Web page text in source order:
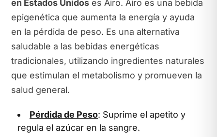
en Estados Unidoses Airo. Airo es una bebida
epigenética que aumenta la energía y ayuda
en la pérdida de peso. Es una alternativa
saludable a las bebidas energéticas
tradicionales, utilizando ingredientes naturales
que estimulan el metabolismo y promueven la
salud general.
Pérdida de Peso: Suprime el apetito y
regula el azúcar en la sangre.